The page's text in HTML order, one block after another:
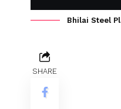
Bhilai Steel
SHARE